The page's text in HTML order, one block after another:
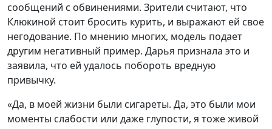
сообщений с обвинениями. Зрители считают, что
Клюкиной стоит бросить курить, и выражают ей свое
негодование. По мнению многих, модель подает
другим негативный пример. Дарья признала это и
заявила, что ей удалось побороть вредную
привычку.
«Да, в моей жизни были сигареты. Да, это были мои
моменты слабости или даже глупости, я тоже живой